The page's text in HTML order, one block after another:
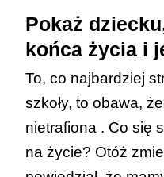
Pokaż
końca życia i
To, co najbardziej
szkoły, to obawa,
nietrafiona . Co się
na życie? Otóż